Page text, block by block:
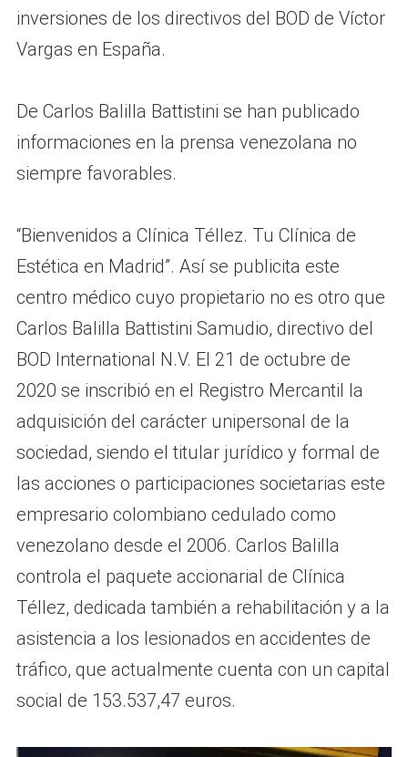
inversiones de los directivos del BOD de Víctor
Vargas en España.
De Carlos Balilla Battistini se han publicado
informaciones en la prensa venezolana no
siempre favorables.
“Bienvenidos a Clínica Téllez. Tu Clínica de
Estética en Madrid”. Así se publicita este
centro médico cuyo propietario no es otro que
Carlos Balilla Battistini Samudio, directivo del
BOD International N.V. El 21 de octubre de
2020 se inscribió en el Registro Mercantil la
adquisición del carácter unipersonal de la
sociedad, siendo el titular jurídico y formal de
las acciones o participaciones societarias este
empresario colombiano cedulado como
venezolano desde el 2006. Carlos Balilla
controla el paquete accionarial de Clínica
Téllez, dedicada también a rehabilitación y a la
asistencia a los lesionados en accidentes de
tráfico, que actualmente cuenta con un capital
social de 153.537,47 euros.